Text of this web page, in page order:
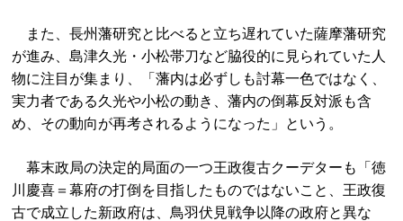
また、長州藩研究と比べると立ち遅れていた薩摩藩研究
が進み、島津久光・小松帯刀など脇役的に見られていた人
物に注目が集まり、「藩内は必ずしも討幕一色ではなく、
実力者である久光や小松の動き、藩内の倒幕反対派も含
め、その動向が再考されるようになった」という。
幕末政局の決定的局面の一つ王政復古クーデターも「徳
川慶喜＝幕府の打倒を目指したものではないこと、王政復
古で成立した新政府は、鳥羽伏見戦争以降の政府と異な